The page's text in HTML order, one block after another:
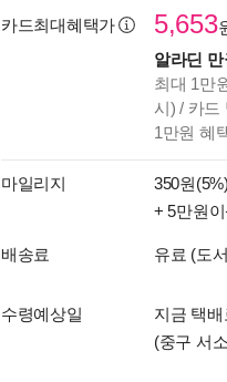
카드최대혜택가 5,653
알라딘
최대 1만
시) / 카드
1만원 혜
마일리지 350원
+ 5만원
배송료 유료 (도
수령예상일
지금 택
(중구 서